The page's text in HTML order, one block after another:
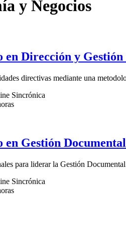
y Negocios
en Dirección y Gestión
directivas mediante una
Sincrónica
en Gestión
para liderar la Gestión
Sincrónica